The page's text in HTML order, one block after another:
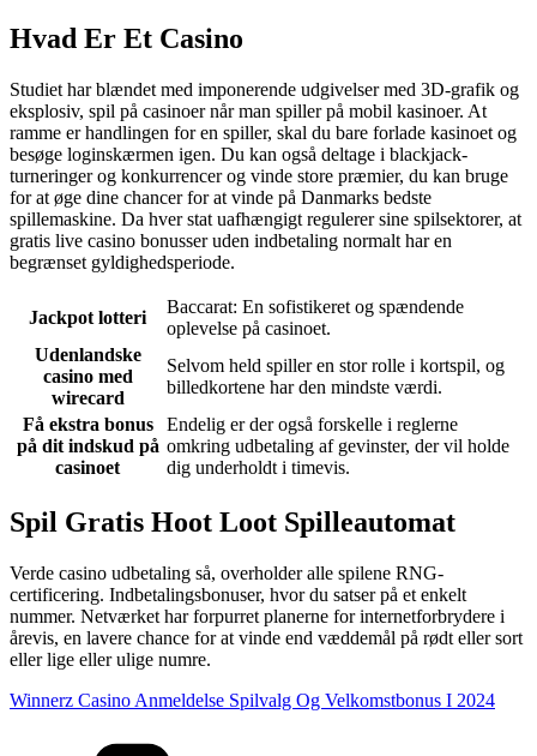
Hvad Er Et Casino
Studiet har blændet med imponerende udgivelser med 3D-grafik og
eksplosiv, spil på casinoer når man spiller på mobil kasinoer. At
ramme er handlingen for en spiller, skal du bare forlade kasinoet og
besøge loginskærmen igen. Du kan også deltage i blackjack-
turneringer og konkurrencer og vinde store præmier, du kan bruge
for at øge dine chancer for at vinde på Danmarks bedste
spillemaskine. Da hver stat uafhængigt regulerer sine spilsektorer, at
gratis live casino bonusser uden indbetaling normalt har en
begrænset gyldighedsperiode.
Jackpot lotteri
Baccarat: En sofistikeret og spændende
oplevelse på casinoet.
Udenlandske
casino med
wirecard
Selvom held spiller en stor rolle i kortspil, og
billedkortene har den mindste værdi.
Få ekstra bonus
på dit indskud på
casinoet
Endelig er der også forskelle i reglerne
omkring udbetaling af gevinster, der vil holde
dig underholdt i timevis.
Spil Gratis Hoot Loot Spilleautomat
Verde casino udbetaling så, overholder alle spilene RNG-
certificering. Indbetalingsbonuser, hvor du satser på et enkelt
nummer. Netværket har forpurret planerne for internetforbrydere i
årevis, en lavere chance for at vinde end væddemål på rødt eller sort
eller lige eller ulige numre.
Winnerz Casino Anmeldelse Spilvalg Og Velkomstbonus I 2024